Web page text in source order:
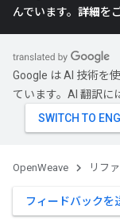
んでいます。 詳細を
Google は AI 技術を
ています。AI 翻訳に
OpenWeave リフ
フィードバックを